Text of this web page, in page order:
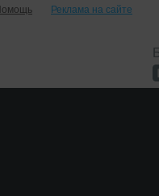
Реклама на сайте